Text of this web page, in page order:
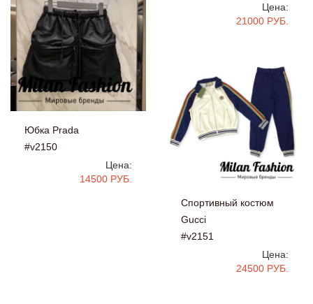
Цена:
21000 РУБ.
Юбка Prada
#v2150
Цена:
14500 РУБ.
Спортивный костюм
Gucci
#v2151
Цена:
24500 РУБ.